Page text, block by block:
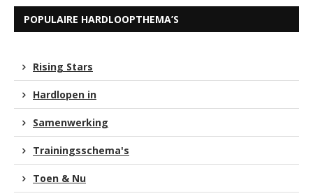
POPULAIRE HARDLOOPTHEMA’S
Rising Stars
Hardlopen in
Samenwerking
Trainingsschema's
Toen & Nu